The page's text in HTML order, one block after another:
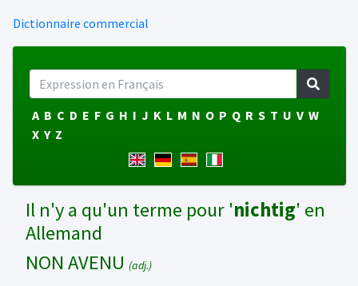
Dictionnaire commercial
A B C D E F G H I J K L M N O P Q R S T U V W
X Y Z
Il n'y a qu'un terme pour 'nichtig' en
Allemand
NON AVENU (adj.)